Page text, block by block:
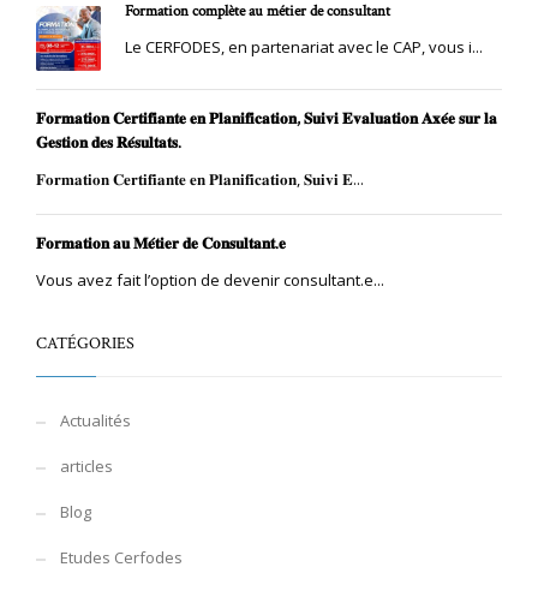
Formation complète au métier de consultant
Le CERFODES, en partenariat avec le CAP, vous i...
𝐅𝐨𝐫𝐦𝐚𝐭𝐢𝐨𝐧 𝐂𝐞𝐫𝐭𝐢𝐟𝐢𝐚𝐧𝐭𝐞 𝐞𝐧 𝐏𝐥𝐚𝐧𝐢𝐟𝐢𝐜𝐚𝐭𝐢𝐨𝐧, 𝐒𝐮𝐢𝐯𝐢 𝐄𝐯𝐚𝐥𝐮𝐚𝐭𝐢𝐨𝐧 𝐀𝐱𝐞́𝐞 𝐬𝐮𝐫 𝐥𝐚
𝐆𝐞𝐬𝐭𝐢𝐨𝐧 𝐝𝐞𝐬 𝐑𝐞́𝐬𝐮𝐥𝐭𝐚𝐭𝐬.
𝐅𝐨𝐫𝐦𝐚𝐭𝐢𝐨𝐧 𝐂𝐞𝐫𝐭𝐢𝐟𝐢𝐚𝐧𝐭𝐞 𝐞𝐧 𝐏𝐥𝐚𝐧𝐢𝐟𝐢𝐜𝐚𝐭𝐢𝐨𝐧, 𝐒𝐮𝐢𝐯𝐢 𝐄...
𝐅𝐨𝐫𝐦𝐚𝐭𝐢𝐨𝐧 𝐚𝐮 𝐌𝐞́𝐭𝐢𝐞𝐫 𝐝𝐞 𝐂𝐨𝐧𝐬𝐮𝐥𝐭𝐚𝐧𝐭.𝐞
Vous avez fait l’option de devenir consultant.e...
CATÉGORIES
Actualités
articles
Blog
Etudes Cerfodes